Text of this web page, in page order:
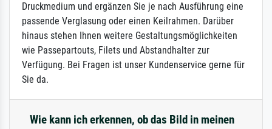
Druckmedium und ergänzen Sie je nach Ausführung eine
passende Verglasung oder einen Keilrahmen. Darüber
hinaus stehen Ihnen weitere Gestaltungsmöglichkeiten
wie Passepartouts, Filets und Abstandhalter zur
Verfügung. Bei Fragen ist unser Kundenservice gerne für
Sie da.
Wie kann ich erkennen, ob das Bild in meinen